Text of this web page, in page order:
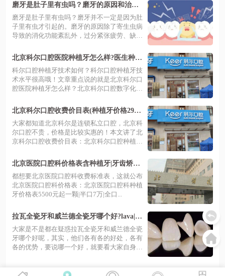
磨牙是肚子里有虫吗？磨牙的原因和治疗
方法这里一起告诉你
磨牙是肚子里有虫吗？磨牙并不一定是因为肚
子里有虫才引起的。磨牙的原因除了寄生虫病
导致的消化功能紊乱外，过分紧张疲劳、缺
北京科尔口腔医院种植牙怎么样?医生种植
牙技术好价格不贵口碑好
科尔口腔种植牙技术如何？科尔口腔种植牙技
术水平很高哦！文章重点说的就是北京科尔口
腔医院种植牙怎么样？北京科尔口腔数字化
北京科尔口腔收费价目表(种植牙价格2980
-9万元|牙齿矫正价格7999-36800元)
大家都知道北京科尔是连锁私立口腔，北京科
尔口腔不贵，价格是比较实惠的！本文讲了北
京科尔口腔收费价目表：北京科尔口腔种植
北京医院口腔科价格表含种植牙|牙齿矫正|
正颌手术收费价目表
都想要北京医院口腔科收费标准表，这就公布
北京医院口腔科价格表：北京医院口腔科种植
牙价格表5500元起一颗|半口7万|全口...
拉瓦全瓷牙和威兰德全瓷牙哪个好?lava|威
兰德全瓷牙价格|区别对比
大家是不是都在疑惑拉瓦全瓷牙和威兰德全瓷
牙哪个好呢，其实，他们各有各的好处，各有
各的优势，要说哪一个好，就要看大家自身
已经到底部